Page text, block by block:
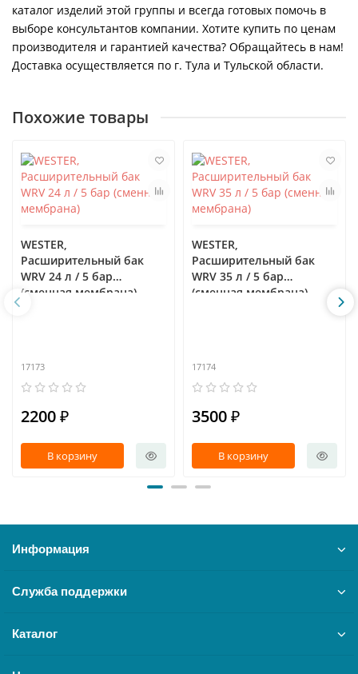
каталог изделий этой группы и всегда готовых помочь в
выборе консультантов компании. Хотите купить по ценам
производителя и гарантией качества? Обращайтесь в нам!
Доставка осуществляется по г. Тула и Тульской области.
Похожие товары
WESTER,
Расширительный бак
WRV 24 л / 5 бар
(сменная мембрана)
17173
2200 ₽
В корзину
WESTER,
Расширительный бак
WRV 35 л / 5 бар
(сменная мембрана)
17174
3500 ₽
В корзину
Информация
Служба поддержки
Каталог